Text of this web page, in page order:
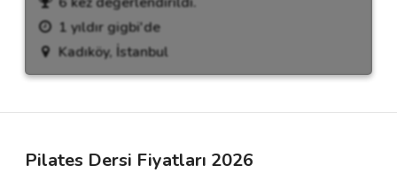
1 yıldır gigbi'de
Kadıköy, İstanbul
Pilates Dersi Fiyatları 2026